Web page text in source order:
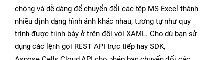
chóng và dễ dàng để chuyển đổi các tệp MS Excel thành
nhiều định dạng hình ảnh khác nhau, tương tự như quy
trình được trình bày ở trên đối với XAML. Cho dù bạn sử
dụng các lệnh gọi REST API trực tiếp hay SDK,